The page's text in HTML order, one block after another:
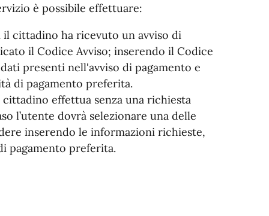
è possibile effettuare:
cittadino ha ricevuto un avviso di
il Codice Avviso; inserendo il Codice
presenti nell'avviso di pagamento e
di pagamento preferita.
effettua senza una richiesta
l’utente dovrà selezionare una delle
inserendo le informazioni richieste,
pagamento preferita.